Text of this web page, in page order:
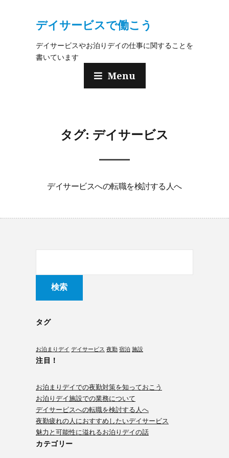
デイサービスで働こう
デイサービスやお泊りデイの仕事に関することを
書いています
Menu
タグ: デイサービス
デイサービスへの転職を検討する人へ
タグ
お泊まりデイ デイサービス 夜勤 宿泊 施設
注目！
お泊まりデイでの夜勤対策を知っておこう
お泊りデイ施設での業務について
デイサービスへの転職を検討する人へ
夜勤疲れの人におすすめしたいデイサービス
魅力と可能性に溢れるお泊りデイの話
カテゴリー